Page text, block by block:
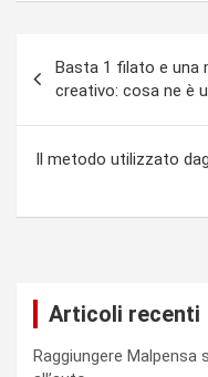
articoli
Basta 1 filato e una
creativo: cosa ne è
Il metodo utilizzato
Articoli recenti
Raggiungere Malpensa